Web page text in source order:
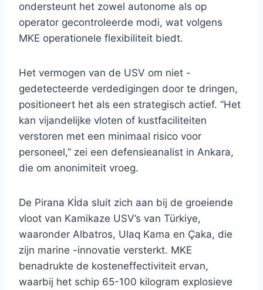
ondersteunt het zowel autonome als op
operator gecontroleerde modi, wat volgens
MKE operationele flexibiliteit biedt.
Het vermogen van de USV om niet -
gedetecteerde verdedigingen door te dringen,
positioneert het als een strategisch actief. “Het
kan vijandelijke vloten of kustfaciliteiten
verstoren met een minimaal risico voor
personeel,” zei een defensieanalist in Ankara,
die om anonimiteit vroeg.
De Pirana Kİda sluit zich aan bij de groeiende
vloot van Kamikaze USV’s van Türkiye,
waaronder Albatros, Ulaq Kama en Çaka, die
zijn marine -innovatie versterkt. MKE
benadrukte de kosteneffectiviteit ervan,
waarbij het schip 65-100 kilogram explosieve